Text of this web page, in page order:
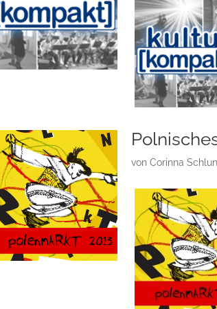
vonCorinna Schlun